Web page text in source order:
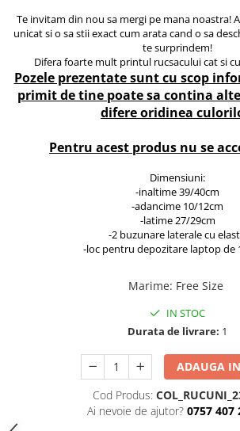
ACCESORII DE IARNĂ
Căciuli
Eșarfe
Bentițe
Mănuși
Eșarfe Cașmir
Te invitam din nou sa mergi pe mana noastra!
unicat si o sa stii exact cum arata cand o sa
te surprindem!
Difera foarte mult printul rucsacului cat si
Pozele prezentate sunt cu scop
primit de tine poate sa contina
difere oridinea
Pentru acest produs nu se
Dimensiuni:
-inaltime 39/40cm
-adancime 10/12cm
-latime 27/29cm
-2 buzunare laterale cu
-loc pentru depozitare laptop de
Marime: Free Size
IN STOC
Durata de livrare: 1
ADAUGA
Cod Produs:
Ai nevoie de ajutor? 0757 407